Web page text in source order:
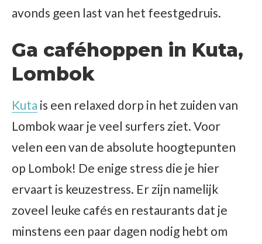
avonds geen last van het feestgedruis.
Ga caféhoppen in Kuta,
Lombok
Kuta is een relaxed dorp in het zuiden van
Lombok waar je veel surfers ziet. Voor
velen een van de absolute hoogtepunten
op Lombok! De enige stress die je hier
ervaart is keuzestress. Er zijn namelijk
zoveel leuke cafés en restaurants dat je
minstens een paar dagen nodig hebt om